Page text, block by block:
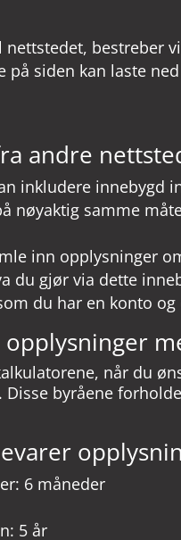
bestreber
på siden kan laste
andre
inkludere innebygd
nøyaktig samme
inn opplysninger
du gjør via dette
du har en konto
når du
byråene
6 måneder
5 år